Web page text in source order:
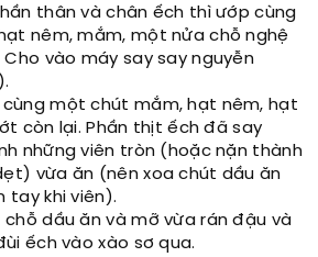
thân và chân ếch thì ướp cùng
nêm, mắm, một nửa chỗ nghệ
vào máy say say nguyễn
một chút mắm, hạt nêm, hạt
còn lại. Phần thịt ếch đã say
những viên tròn (hoặc nặn thành
vừa ăn (nên xoa chút dầu ăn
tay khi viên).
chỗ dầu ăn và mỡ vừa rán đậu và
ếch vào xào sơ qua.